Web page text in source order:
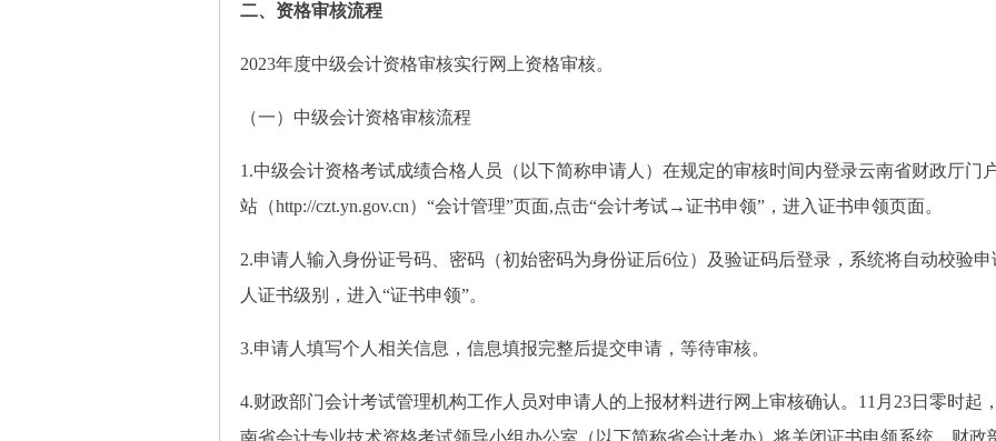
二、资格审核流程
2023年度中级会计资格审核实行网上资格审核。
（一）中级会计资格审核流程
1.中级会计资格考试成绩合格人员（以下简称申请人）在规定的审核时间内登录云南省财政厅门
站（http://czt.yn.gov.cn）“会计管理”页面,点击“会计考试→证书申领”，进入证书申领页面。
2.申请人输入身份证号码、密码（初始密码为身份证后6位）及验证码后登录，系统将自动校验申
人证书级别，进入“证书申领”。
3.申请人填写个人相关信息，信息填报完整后提交申请，等待审核。
4.财政部门会计考试管理机构工作人员对申请人的上报材料进行网上审核确认。11月23日零时起